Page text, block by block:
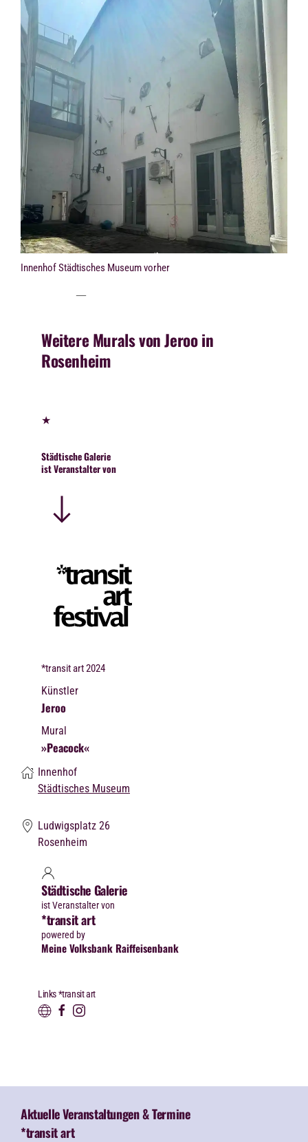
Innenhof Städtisches Museum vorher
Weitere Murals von Jeroo in
Rosenheim
★
Städtische Galerie
ist Veranstalter von
*transit art 2024
Künstler
Jeroo
Mural
»Peacock«
Innenhof
Städtisches Museum
Ludwigsplatz 26
Rosenheim
Städtische Galerie
ist Veranstalter von
*transit art
powered by
Meine Volksbank Raiffeisenbank
Links *transit art
Aktuelle Veranstaltungen & Termine
*transit art